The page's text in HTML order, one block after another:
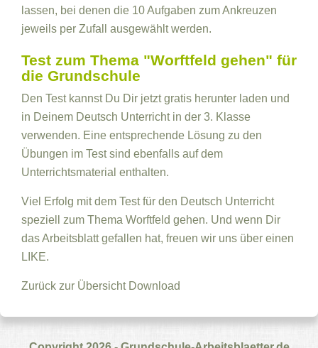
lassen, bei denen die 10 Aufgaben zum Ankreuzen
jeweils per Zufall ausgewählt werden.
Test zum Thema "Worftfeld gehen" für
die Grundschule
Den Test kannst Du Dir jetzt gratis herunter laden und
in Deinem Deutsch Unterricht in der 3. Klasse
verwenden. Eine entsprechende Lösung zu den
Übungen im Test sind ebenfalls auf dem
Unterrichtsmaterial enthalten.
Viel Erfolg mit dem Test für den Deutsch Unterricht
speziell zum Thema Worftfeld gehen. Und wenn Dir
das Arbeitsblatt gefallen hat, freuen wir uns über einen
LIKE.
Zurück zur Übersicht Download